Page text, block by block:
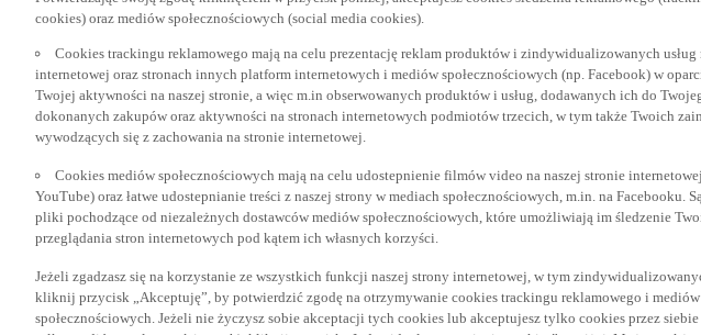
cookies) oraz mediów społecznościowych (social media cookies).
Cookies trackingu reklamowego mają na celu prezentację reklam produktów i zindywidualizowanych usług
internetowej oraz stronach innych platform internetowych i mediów społecznościowych (np. Facebook) w
Twojej aktywności na naszej stronie, a więc m.in obserwowanych produktów i usług, dodawanych ich do
dokonanych zakupów oraz aktywności na stronach internetowych podmiotów trzecich, w tym także Twoich
wywodzących się z zachowania na stronie internetowej.
Cookies mediów społecznościowych mają na celu udostepnienie filmów video na naszej stronie
YouTube) oraz łatwe udostepnianie treści z naszej strony w mediach społecznościowych, m.in. na Facebooku.
pliki pochodzące od niezależnych dostawców mediów społecznościowych, które umożliwiają im śledzenie
przeglądania stron internetowych pod kątem ich własnych korzyści.
Jeżeli zgadzasz się na korzystanie ze wszystkich funkcji naszej strony internetowej, w tym
kliknij przycisk „Akceptuję”, by potwierdzić zgodę na otrzymywanie cookies trackingu reklamowego i mediów
społecznościowych. Jeżeli nie życzysz sobie akceptacji tych cookies lub akceptujesz tylko cookies przez